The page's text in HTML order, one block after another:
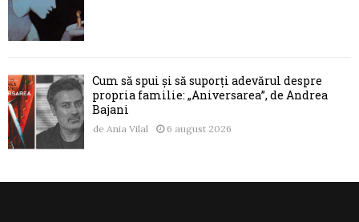
Cum să spui și să suporți adevărul despre
propria familie: „Aniversarea”, de Andrea
Bajani
de Ania Vilal 6 august 2026